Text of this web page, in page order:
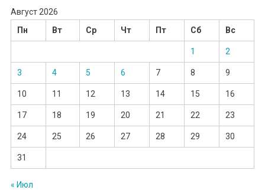
Август 2026
Пн
Вт Ср Чт Пт Сб Вс
1 2
3 4 5 6 7 8 9
10 11 12 13 14 15 16
17 18 19 20 21 22 23
24 25 26 27 28 29 30
31
« Июл